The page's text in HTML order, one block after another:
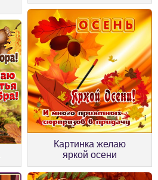
Картинка желаю
яркой осени